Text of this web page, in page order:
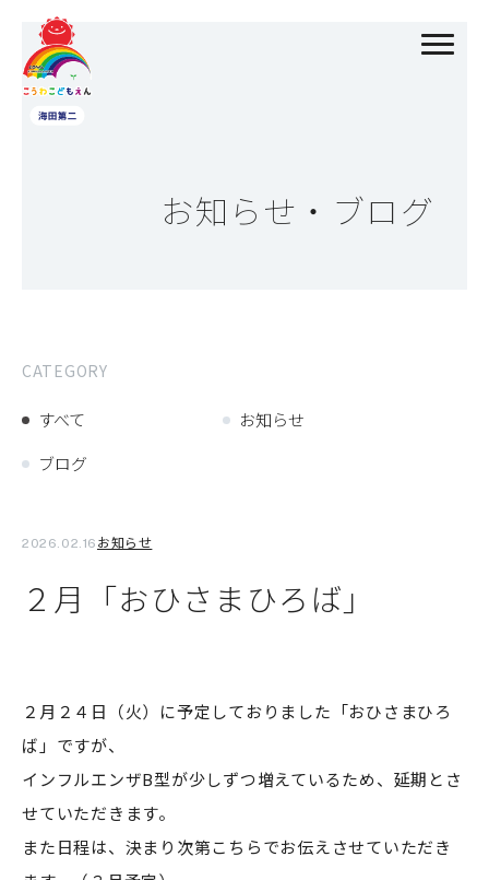
お知らせ・ブログ
CATEGORY
すべて
お知らせ
ブログ
2026.02.16 お知らせ
２月「おひさまひろば」
２月２４日（火）に予定しておりました「おひさまひろ
ば」ですが、
インフルエンザB型が少しずつ増えているため、延期とさ
せていただきます。
また日程は、決まり次第こちらでお伝えさせていただき